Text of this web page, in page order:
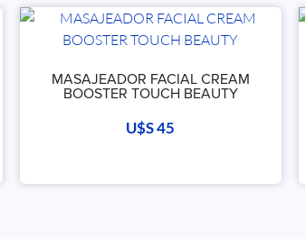
MASAJEADOR FACIAL CREAM
BOOSTER TOUCH BEAUTY
U$S45